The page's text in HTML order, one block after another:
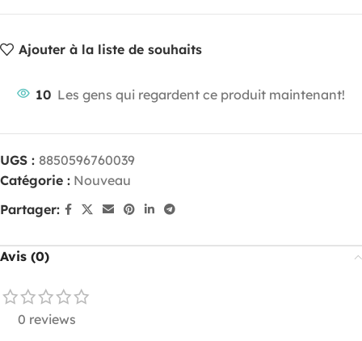
Ajouter à la liste de souhaits
10 Les gens qui regardent ce produit maintenant!
UGS : 8850596760039
Catégorie : Nouveau
Partager:
Avis (0)
0 reviews